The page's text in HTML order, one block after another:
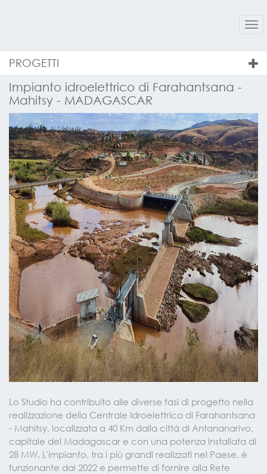
PROGETTI
Impianto idroelettrico di Farahantsana -
Mahitsy - MADAGASCAR
Lo Studio ha contribuito alle diverse fasi di progetto nella
realizzazione della Centrale Idroelettrica di Farahantsana
- Mahitsy, localizzata a 40 Km dalla città di Antananarivo,
capitale del Madagascar e con una potenza installata di
28 MW. L'impianto, tra i più grandi realizzati nel Paese, è
funzionante dal 2022 e permette di fornire alla Rete